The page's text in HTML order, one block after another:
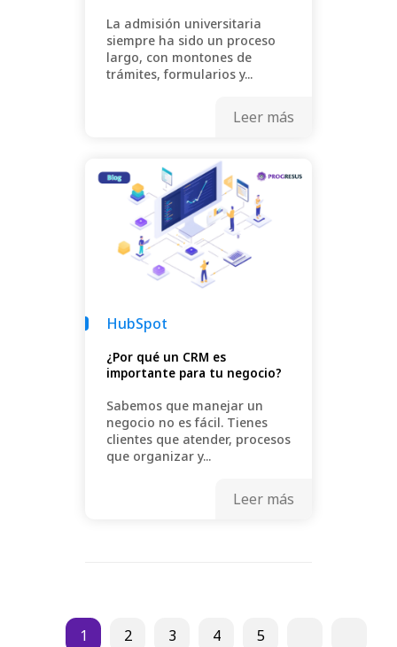
La admisión universitaria
siempre ha sido un proceso
largo, con montones de
trámites, formularios y...
Leer más
HubSpot
¿Por qué un CRM es
importante para tu negocio?
Sabemos que manejar un
negocio no es fácil. Tienes
clientes que atender, procesos
que organizar y...
Leer más
1 2 3 4 5